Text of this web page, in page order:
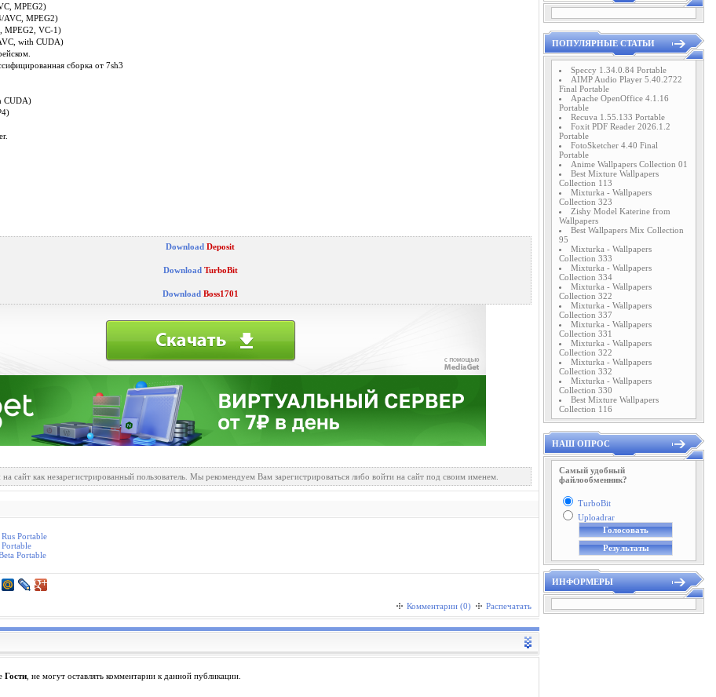
MPEG2)
AVC, MPEG2)
MPEG2, VC-1)
with CUDA)
сборка от 7sh3
CUDA)
Download Deposit
Download TurboBit
Download Boss1701
сайт как незарегистрированный пользователь. Мы рекомендуем Вам зарегистрироваться либо войти на сайт под своим именем.
Portable
Portable
Комментарии (0) Распечатать
Гости , не могут оставлять комментарии к данной публикации.
ПОПУЛЯРНЫЕ СТАТЬИ
Speccy 1.34.0.84 Portable
AIMP Audio Player 5.40.2722
Final Portable
Apache OpenOffice 4.1.16
Portable
Recuva 1.55.133 Portable
Foxit PDF Reader 2026.1.2
Portable
FotoSketcher 4.40 Final
Portable
Anime Wallpapers Collection 01
Best Mixture Wallpapers
Collection 113
Mixturka - Wallpapers
Collection 323
Zishy Model Katerine from
Wallpapers
Best Wallpapers Mix Collection
95
Mixturka - Wallpapers
Collection 333
Mixturka - Wallpapers
Collection 334
Mixturka - Wallpapers
Collection 322
Mixturka - Wallpapers
Collection 337
Mixturka - Wallpapers
Collection 331
Mixturka - Wallpapers
Collection 322
Mixturka - Wallpapers
Collection 332
Mixturka - Wallpapers
Collection 330
Best Mixture Wallpapers
Collection 116
НАШ ОПРОС
Самый удобный
файлообменник?
TurboBit
Uploadrar
ИНФОРМЕРЫ